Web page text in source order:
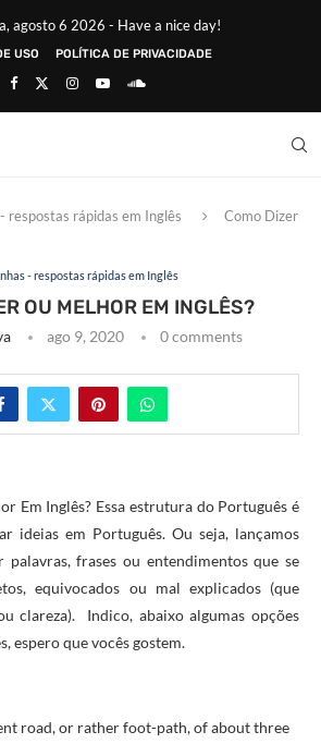
agosto 6 2026 - Have a nice day!
USO POLÍTICA DE PRIVACIDADE
respostas rápidas em Inglês
Como Dizer
- respostas rápidas em Inglês
OU MELHOR EM INGLÊS?
ago 9, 2020 0 comments
Em Inglês? Essa estrutura do Português é
ideias em Português. Ou seja, lançamos
frases ou entendimentos que se
equivocados ou mal explicados (que
clareza). Indico, abaixo algumas opções
espero que vocês gostem.
road, or rather foot-path, of about three